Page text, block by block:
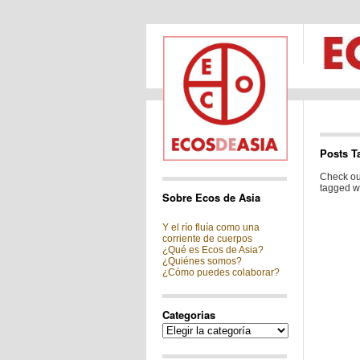
Sobre Ecos de Asia
Y el río fluía como una
corriente de cuerpos
¿Qué es Ecos de Asia?
¿Quiénes somos?
¿Cómo puedes colaborar?
Categorias
Categorias
Posts
Check
tagged